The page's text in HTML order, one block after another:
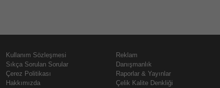
Kullanım Sözleşmesi
Sıkça Sorulan Sorular
Çerez Politikası
Hakkımızda
Reklam
Danışmanlık
Raporlar & Yayınlar
Çelik Kalite Denkliği